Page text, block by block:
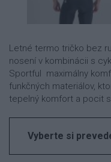
Letné termo tričko bez
nosení v kombinácii s
Sportful maximálny
funkčných materiálov,
tepelný komfort a pocit
Vyberte si